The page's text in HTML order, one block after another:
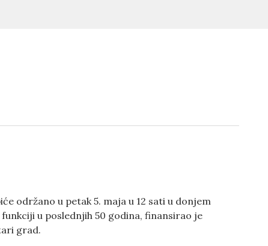
održano u petak 5. maja u 12 sati u donjem
u poslednjih 50 godina, finansirao je
grad.